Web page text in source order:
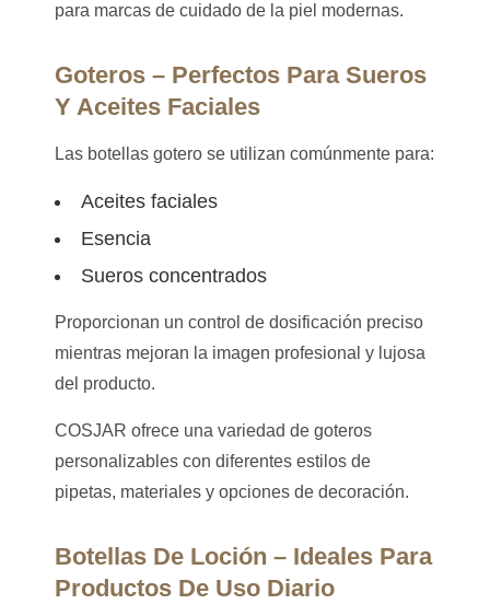
para marcas de cuidado de la piel modernas.
Goteros – Perfectos Para Sueros
Y Aceites Faciales
Las botellas gotero se utilizan comúnmente para:
Aceites faciales
Esencia
Sueros concentrados
Proporcionan un control de dosificación preciso
mientras mejoran la imagen profesional y lujosa
del producto.
COSJAR ofrece una variedad de goteros
personalizables con diferentes estilos de
pipetas, materiales y opciones de decoración.
Botellas De Loción – Ideales Para
Productos De Uso Diario